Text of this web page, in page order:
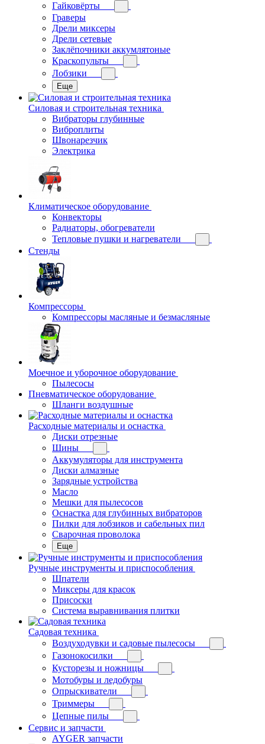
Гайковёрты
Граверы
Дрели миксеры
Дрели сетевые
Заклёпочники аккумлятоные
Краскопульты
Лобзики
Еще
Силовая и строительная техника
Вибраторы глубинные
Виброплиты
Швонарезчик
Электрика
Климатическое оборудование
Конвекторы
Радиаторы, обогреватели
Тепловые пушки и нагреватели
Стенды
Компрессоры
Компрессоры масляные и безмасляные
Моечное и уборочное оборудование
Пылесосы
Пневматическое оборудование
Шланги воздушные
Расходные материалы и оснастка
Диски отрезные
Шины
Аккумуляторы для инструмента
Диски алмазные
Зарядные устройства
Масло
Мешки для пылесосов
Оснастка для глубинных вибраторов
Пилки для лобзиков и сабельных пил
Сварочная проволока
Еще
Ручные инструменты и приспособления
Шпатели
Миксеры для красок
Присоски
Система выравнивания плитки
Садовая техника
Воздуходувки и садовые пылесосы
Газонокосилки
Кусторезы и ножницы
Мотобуры и ледобуры
Опрыскиватели
Триммеры
Цепные пилы
Сервис и запчасти
AYGER запчасти